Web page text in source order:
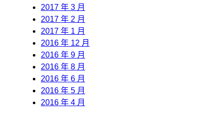
2017 年 3 月
2017 年 2 月
2017 年 1 月
2016 年 12 月
2016 年 9 月
2016 年 8 月
2016 年 6 月
2016 年 5 月
2016 年 4 月